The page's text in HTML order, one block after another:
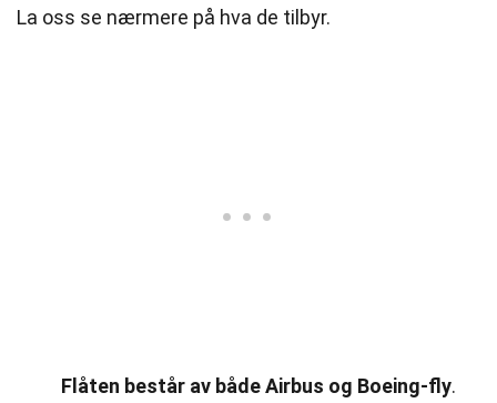
La oss se nærmere på hva de tilbyr.
Flåten består av både Airbus og Boeing-fly.